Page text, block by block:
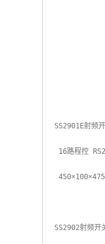
SS2901E射频
SS2902射频开